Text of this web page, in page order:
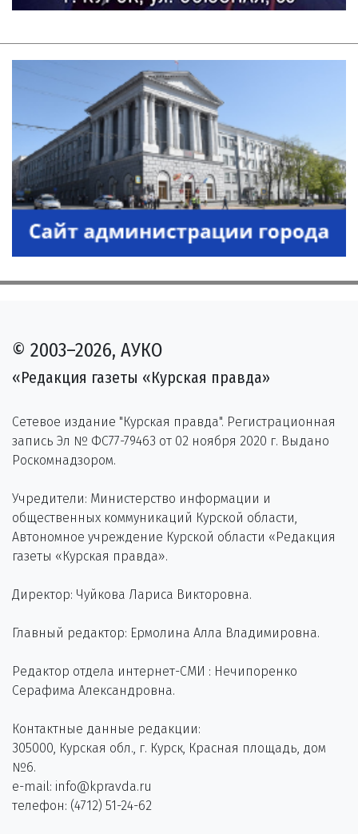
© 2003–2026, АУКО
«Редакция газеты «Курская правда»
Сетевое издание "Курская правда". Регистрационная
запись Эл № ФС77-79463 от 02 ноября 2020 г. Выдано
Роскомнадзором.
Учредители: Министерство информации и
общественных коммуникаций Курской области,
Автономное учреждение Курской области «Редакция
газеты «Курская правда».
Директор: Чуйкова Лариса Викторовна.
Главный редактор: Ермолина Алла Владимировна.
Редактор отдела интернет-СМИ : Нечипоренко
Серафима Александровна.
Контактные данные редакции:
305000, Курская обл., г. Курск, Красная площадь, дом
№6.
e-mail: info@kpravda.ru
телефон: (4712) 51-24-62